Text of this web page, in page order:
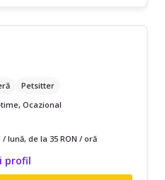
Petsitter
Ocazional
/ lună, de la 35 RON / oră
profil